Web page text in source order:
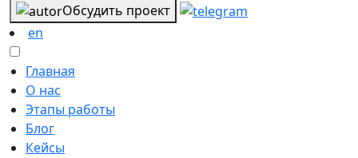
Обсудить проект
en
Главная
О нас
Этапы работы
Блог
Кейсы